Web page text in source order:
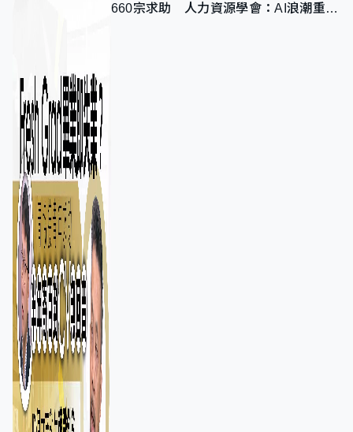
660宗求助 人力資源學會：AI浪潮重整